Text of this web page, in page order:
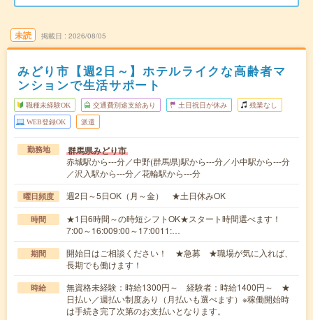
未読 掲載日 2026/08/05
みどり市【週2日～】ホテルライクな高齢者マ
ンションで生活サポート
職種未経験OK 交通費別途支給あり 土日祝日が休み 残業なし
WEB登録OK 派遣
勤務地 群馬県みどり市
赤城駅から---分／中野(群馬県)駅から---分／小中駅から---分
／沢入駅から---分／花輪駅から---分
曜日頻度 週2日～5日OK（月～金） ★土日休みOK
時間
★1日6時間～の時短シフトOK★スタート時間選べます！
7:00～16:009:00～17:0011:…
期間
開始日はご相談ください！ ★急募 ★職場が気に入れば、
長期でも働けます！
時給
無資格未経験：時給1300円～ 経験者：時給1400円～ ★
日払い／週払い制度あり（月払いも選べます）※稼働開始時
は手続き完了次第のお支払いとなります。